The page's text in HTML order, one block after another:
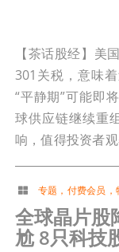
【茶话股经】美
301关税，意味
“平静期”可能即
球供应链继续重
响，值得投资者观
专题 ， 付费会员 ，
全球晶片股
尬 8只科技